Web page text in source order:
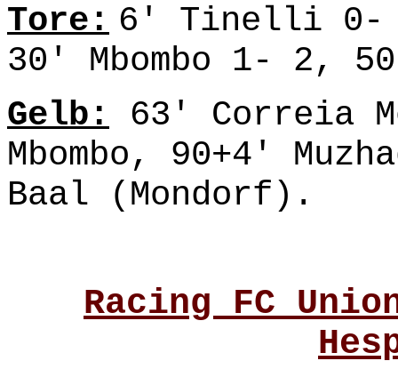
Tore: 6' Tinelli 0-
30' Mbombo 1- 2,
Gelb: 63' Correia
Mbombo, 90+4'
Baal (Mondorf).
Racing FC